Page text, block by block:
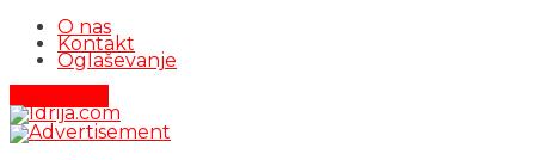
O nas
Kontakt
Oglaševanje